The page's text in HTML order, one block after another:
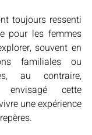
toujours ressenti
pour les femmes
souvent en
familiales ou
au contraire,
envisagé cette
une expérience